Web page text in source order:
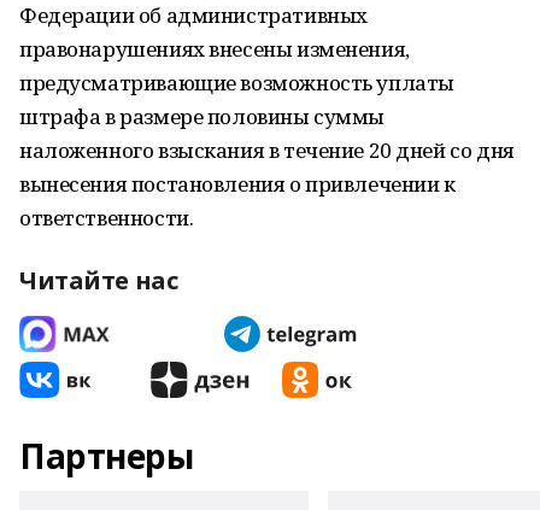
Федерации об административных
правонарушениях внесены изменения,
предусматривающие возможность уплаты
штрафа в размере половины суммы
наложенного взыскания в течение 20 дней со дня
вынесения постановления о привлечении к
ответственности.
Читайте нас
Партнеры